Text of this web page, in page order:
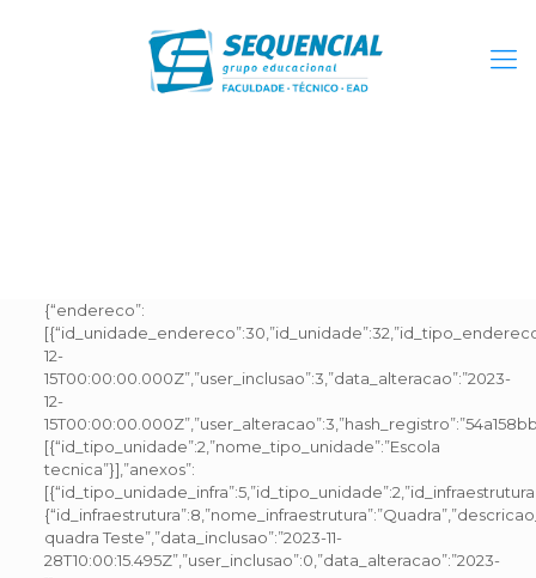
{“endereco”:
12-
15T00:00:00.000Z”,”user_inclusao”:3,”data_alteracao”:”2023-
12-
[{“id_tipo_unidade”:2,”nome_tipo_unidade”:”Escola
tecnica”}],”anexos”:
quadra Teste”,”data_inclusao”:”2023-11-
28T10:00:15.495Z”,”user_inclusao”:0,”data_alteracao”:”2023-